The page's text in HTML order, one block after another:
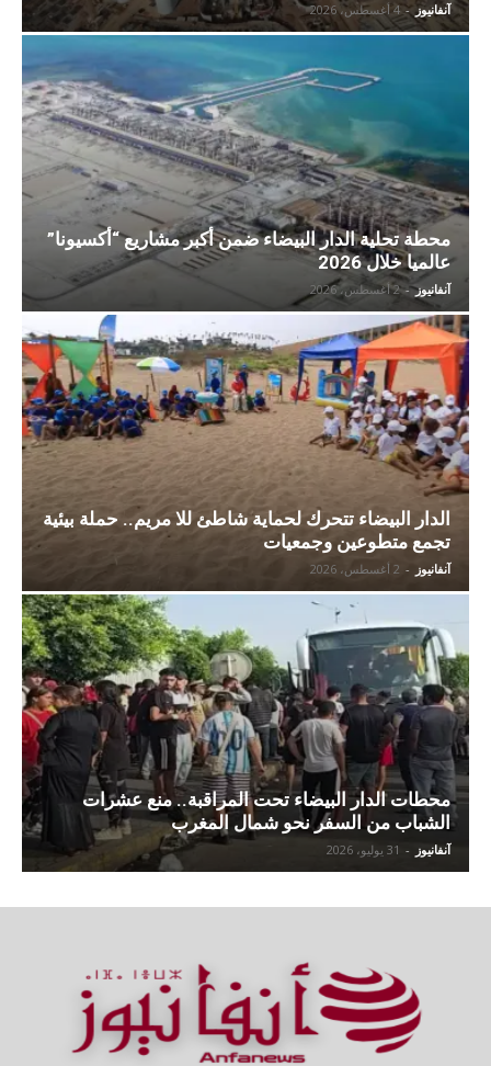
آنفانيوز - 4 أغسطس، 2026
محطة تحلية الدار البيضاء ضمن أكبر مشاريع “أكسيونا”
عالميا خلال 2026
آنفانيوز - 2 أغسطس، 2026
الدار البيضاء تتحرك لحماية شاطئ للا مريم.. حملة بيئية
تجمع متطوعين وجمعيات
آنفانيوز - 2 أغسطس، 2026
محطات الدار البيضاء تحت المراقبة.. منع عشرات
الشباب من السفر نحو شمال المغرب
آنفانيوز - 31 يوليو، 2026